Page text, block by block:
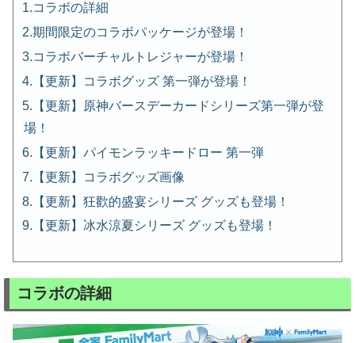
コラボの詳細
期間限定のコラボパッケージが登場！
コラボバーチャルトレジャーが登場！
【更新】コラボグッズ 第一弾が登場！
【更新】原神バースデーカードシリーズ第一弾が登
場！
【更新】パイモンラッキードロー 第一弾
【更新】コラボグッズ画像
【更新】狂歡的盛宴シリーズ グッズも登場！
【更新】冰水涼夏シリーズ グッズも登場！
コラボの詳細